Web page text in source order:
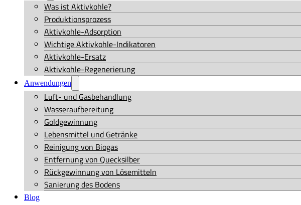
Was ist Aktivkohle?
Produktionsprozess
Aktivkohle-Adsorption
Wichtige Aktivkohle-Indikatoren
Aktivkohle-Ersatz
Aktivkohle-Regenerierung
Anwendungen
Luft- und Gasbehandlung
Wasseraufbereitung
Goldgewinnung
Lebensmittel und Getränke
Reinigung von Biogas
Entfernung von Quecksilber
Rückgewinnung von Lösemitteln
Sanierung des Bodens
Blog